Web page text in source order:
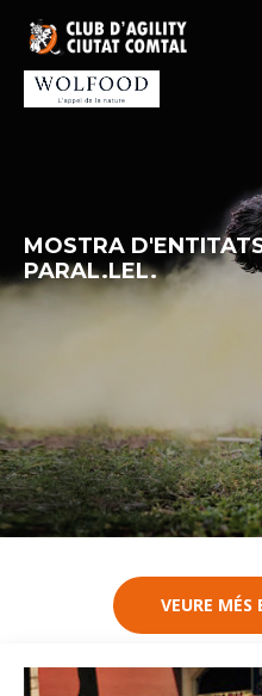
contingut
MOSTRA
PARAL.LEL.
VEURE
Imatge